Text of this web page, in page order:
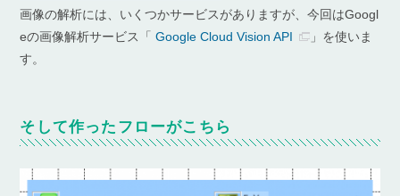
画像の解析には、いくつかサービスがありますが、今回はGoogl
eの画像解析サービス「Google Cloud Vision API
」を使いま
す。
そして作ったフローがこちら